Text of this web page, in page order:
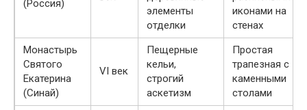
(Россия)
элементы
отделки
иконами на
стенах
Монастырь
Святого
Екатерина
(Синай)
VI век
Пещерные
кельи,
строгий
аскетизм
Простая
трапезная с
каменными
столами